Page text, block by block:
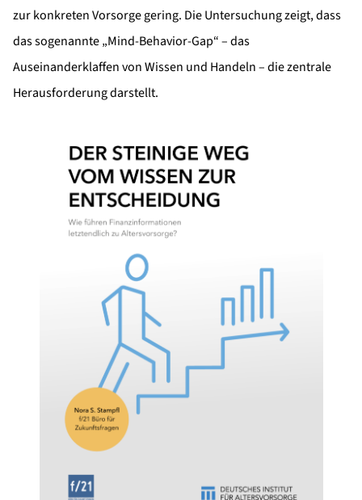
zur konkreten Vorsorge gering. Die Untersuchung zeigt, dass
das sogenannte „Mind-Behavior-Gap“ – das
Auseinanderklaffen von Wissen und Handeln – die zentrale
Herausforderung darstellt.